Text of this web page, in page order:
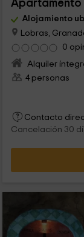
Apartamento
Alojamiento
Lobras,
0
Alquiler
4 personas
Contacto
Cancelación 30